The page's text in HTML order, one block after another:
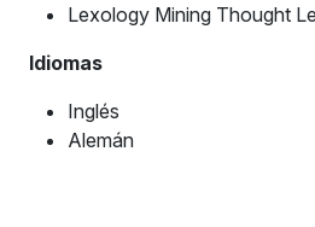
Lexology Mining Thought
Idiomas
Inglés
Alemán